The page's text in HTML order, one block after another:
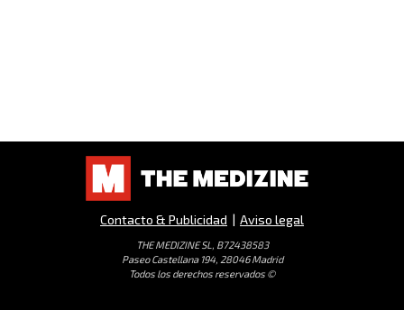
Contacto & Publicidad | Aviso legal
THE MEDIZINE SL, B72438583
Paseo Castellana 194, 28046 Madrid
Todos los derechos reservados ©